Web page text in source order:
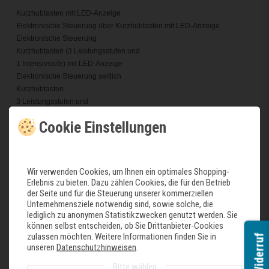
Kurzhubtasten mit LED-Anzeige
Elektronische Steuerung über Kurzhubtasten mit LED-Anzeige
Elektronische Steuerung
Kurzhubtasten (3 Leistungsstufen und
1 Intensivstufe) mit LED-Anzeige
Elektronische Steuerung seitlich
Kurzhubtasten
3 Leistungsstufen und
Intensivstufen mit automatischer Rückstellung
Gebläsenachlauf 10 Minuten
Gleichmäßige, helle Beleuchtung mit 2 x 1,5W LED-Modul
Farbtemperatur: 3500 K
Beleuchtungsstärke: 294 lux
Filterabdeckung aus Edelstahl, gelocht und spülmaschinengeeignet
Metallfettfilter, spülmaschinengeeignet
Betriebsart und Leistung
Cookie Einstellungen
Wir verwenden Cookies, um Ihnen ein optimales Shopping-
Erlebnis zu bieten. Dazu zählen Cookies, die für den Betrieb
der Seite und für die Steuerung unserer kommerziellen
Unternehmensziele notwendig sind, sowie solche, die
lediglich zu anonymen Statistikzwecken genutzt werden. Sie
können selbst entscheiden, ob Sie Drittanbieter-Cookies
zulassen möchten. Weitere Informationen finden Sie in
unseren Datenschutzhinweisen
Bitte wählen
Widerruf